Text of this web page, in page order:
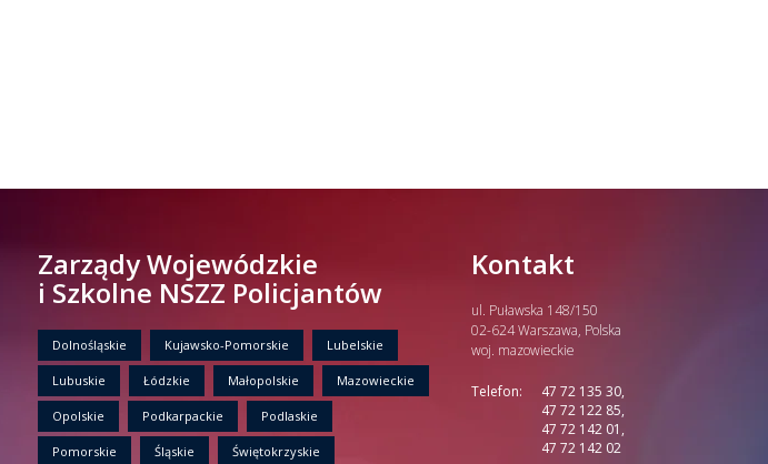
Zarządy Wojewódzkie
i Szkolne NSZZ Policjantów
Dolnośląskie Kujawsko-Pomorskie Lubelskie
Lubuskie Łódzkie Małopolskie Mazowieckie
Opolskie Podkarpackie Podlaskie
Pomorskie Śląskie Świętokrzyskie
Kontakt
ul. Puławska 148/150
02-624 Warszawa, Polska
woj. mazowieckie
Telefon:
47 72 135 30,
47 72 122 85,
47 72 142 01,
47 72 142 02